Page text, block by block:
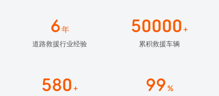
6年
道路救援行业经验
50000 +
累积救援车辆
580 + 99 %